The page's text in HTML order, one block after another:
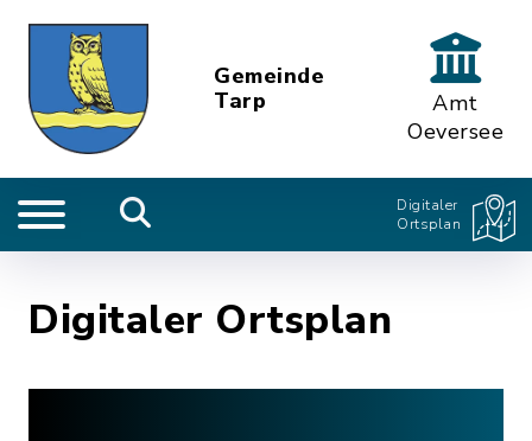
Gemeinde
Tarp
Amt
Oeversee
Digitaler
Ortsplan
Digitaler Ortsplan